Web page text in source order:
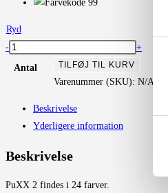
Ryd
PuXX2
antal
-
+
Antal
TILFØJ TIL KURV
Varenummer (SKU): N/A
Beskrivelse
Yderligere information
Beskrivelse
PuXX 2 findes i 24 farver.